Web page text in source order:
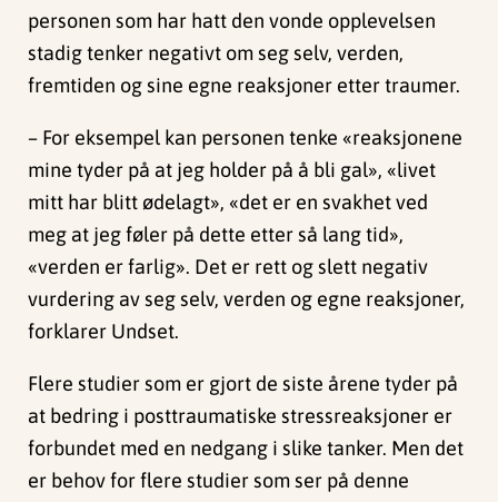
personen som har hatt den vonde opplevelsen
stadig tenker negativt om seg selv, verden,
fremtiden og sine egne reaksjoner etter traumer.
– For eksempel kan personen tenke «reaksjonene
mine tyder på at jeg holder på å bli gal», «livet
mitt har blitt ødelagt», «det er en svakhet ved
meg at jeg føler på dette etter så lang tid»,
«verden er farlig». Det er rett og slett negativ
vurdering av seg selv, verden og egne reaksjoner,
forklarer Undset.
Flere studier som er gjort de siste årene tyder på
at bedring i posttraumatiske stressreaksjoner er
forbundet med en nedgang i slike tanker. Men det
er behov for flere studier som ser på denne